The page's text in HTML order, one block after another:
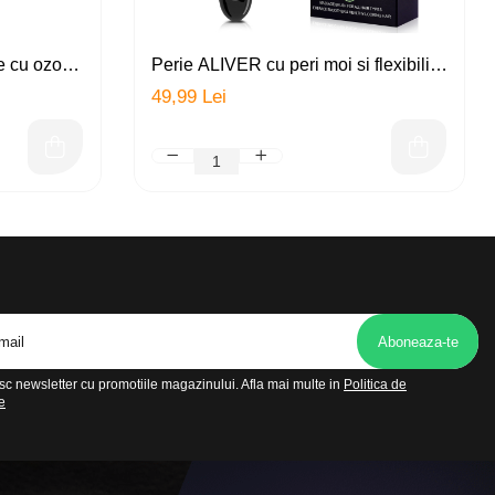
cu ozon
Perie ALIVER cu peri moi si flexibili
pentru utilizare pe par umed si uscat,
ventilata pentru descurcarea parului
presiunea de la nivelul scalpului,
stimuleaza circulatia
49,99 Lei
newsletter cu promotiile magazinului. Afla mai multe in Politica de